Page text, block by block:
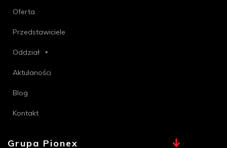
Oferta
Przedstawiciele
Oddział
Aktulaności
Blog
Kontakt
Grupa Pionex